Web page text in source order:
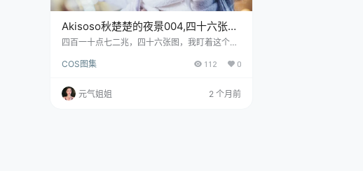
Akisoso秋楚楚的夜景004,四十六张里
全是黑里找光~
四百一十点七二兆，四十六张图，我盯着这个数
个夜晚的碎片，才能凑出这么沉甸甸的一个文件
Akisoso秋楚楚，这名字念起来像首诗，又像句
没说完的话。秋天是万物往回收的季节，楚楚
COS图集 112 0
元气姐姐 2 个月前